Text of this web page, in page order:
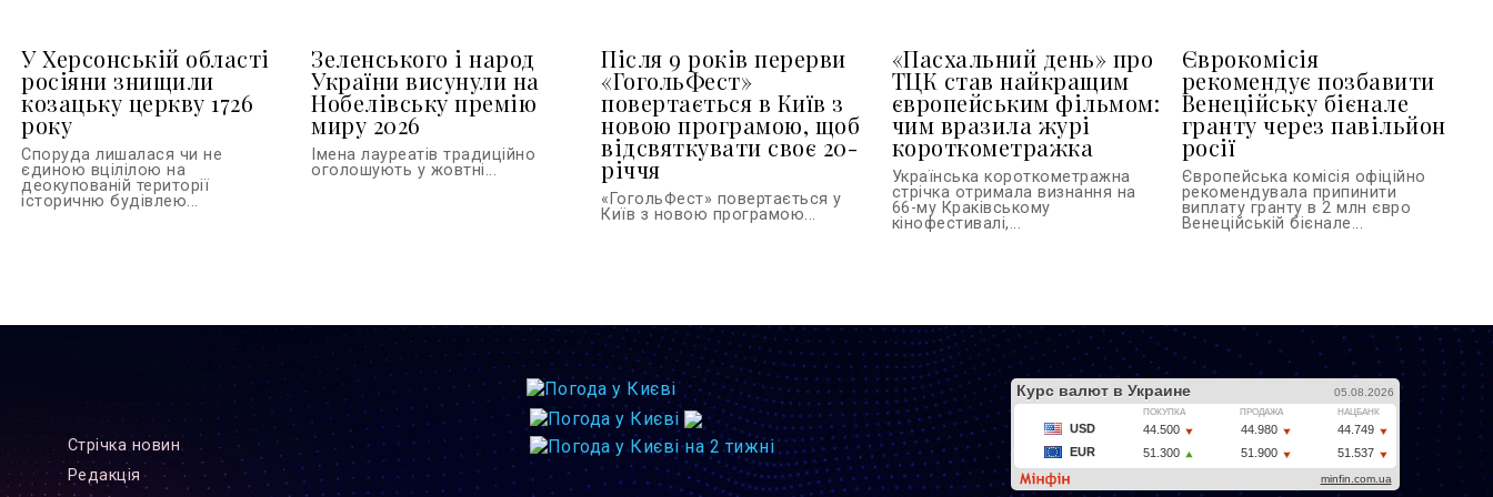
У Херсонській області
росіяни знищили
козацьку церкву 1726
року
Споруда лишалася чи не
єдиною вцілілою на
деокупованій території
історичню будівлею...
Зеленського і народ
України висунули на
Нобелівську премію
миру 2026
Імена лауреатів традиційно
оголошують у жовтні...
Після 9 років перерви
«ГогольФест»
повертається в Київ з
новою програмою, щоб
відсвяткувати своє 20-
річчя
«ГогольФест» повертається у
Київ з новою програмою...
«Пасхальний день» про
ТЦК став найкращим
європейським фільмом:
чим вразила журі
короткометражка
Українська короткометражна
стрічка отримала визнання на
66-му Краківському
кінофестивалі,...
Єврокомісія
рекомендує позбавити
Венеційську бієнале
гранту через павільйон
росії
Європейська комісія офіційно
рекомендувала припинити
виплату гранту в 2 млн євро
Венеційській бієнале...
Стрiчка новин
Редакцiя